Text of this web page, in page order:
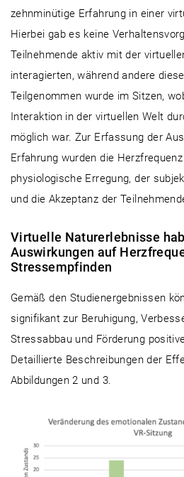
zehnminütige Erfahrung in einer
Hierbei gab es keine
Teilnehmende aktiv mit der
interagierten, während andere
Teilgenommen wurde im Sitzen,
Interaktion in der virtuellen Welt
möglich war. Zur Erfassung der
Erfahrung wurden die
physiologische Erregung, der
und die Akzeptanz der
Virtuelle Naturerlebnisse
Auswirkungen auf
Stressempfinden
Gemäß den Studienergebnissen
signifikant zur Beruhigung,
Stressabbau und Förderung
Detaillierte Beschreibungen der
Abbildungen 2 und 3.